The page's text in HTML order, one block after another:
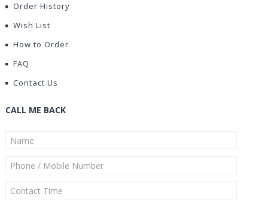
Order History
Wish List
How to Order
FAQ
Contact Us
CALL ME BACK